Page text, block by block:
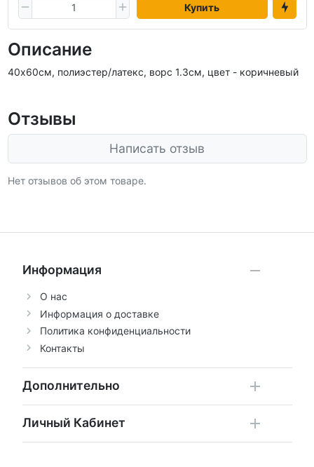
Купить
Описание
40х60см, полиэстер/латекс, ворс 1.3см, цвет - коричневый
Отзывы
Написать отзыв
Нет отзывов об этом товаре.
Информация
О нас
Информация о доставке
Политика конфиденциальности
Контакты
Дополнительно
Личный Кабинет